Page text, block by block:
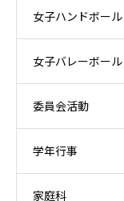
女子ハンドボール
女子バレーボール
委員会活動
学年行事
家庭科